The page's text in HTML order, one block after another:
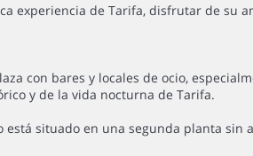
experiencia de Tarifa, disfrutar de su
con bares y locales de ocio,
y de la vida nocturna de Tarifa.
está situado en una segunda planta